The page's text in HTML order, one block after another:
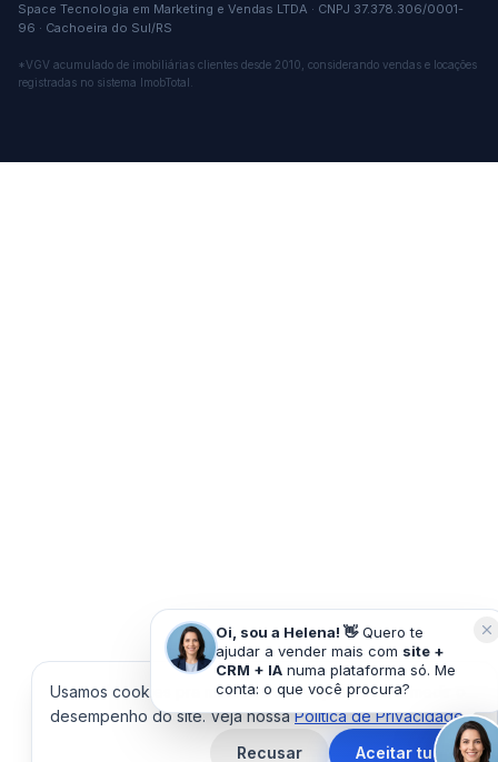
Space Tecnologia em Marketing e Vendas LTDA · CNPJ 37.378.306/0001-
96 · Cachoeira do Sul/RS
*VGV acumulado de imobiliárias clientes desde 2010, considerando vendas e locações
registradas no sistema ImobTotal.
Oi, sou a Helena! 👋Quero te
ajudar a vender mais com site +
CRM + IA numa plataforma só. Me
conta: o que você procura?
Usamos cookies pra melhorar sua experiência e medir o
desempenho do site. Veja nossa Política de Privacidade.
Recusar
Aceitar tudo